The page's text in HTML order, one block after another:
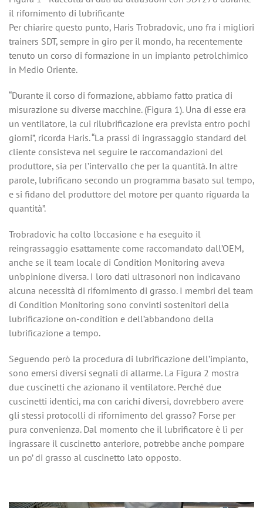
il rifornimento di lubrificante
Per chiarire questo punto, Haris Trobradovic, uno fra i migliori
trainers SDT, sempre in giro per il mondo, ha recentemente
tenuto un corso di formazione in un impianto petrolchimico
in Medio Oriente.
“Durante il corso di formazione, abbiamo fatto pratica di
misurazione su diverse macchine. (Figura 1). Una di esse era
un ventilatore, la cui rilubrificazione era prevista entro pochi
giorni”, ricorda Haris. “La prassi di ingrassaggio standard del
cliente consisteva nel seguire le raccomandazioni del
produttore, sia per l’intervallo che per la quantità. In altre
parole, lubrificano secondo un programma basato sul tempo,
e si fidano del produttore del motore per quanto riguarda la
quantità”.
Trobradovic ha colto l’occasione e ha eseguito il
reingrassaggio esattamente come raccomandato dall’OEM,
anche se il team locale di Condition Monitoring aveva
un’opinione diversa. I loro dati ultrasonori non indicavano
alcuna necessità di rifornimento di grasso. I membri del team
di Condition Monitoring sono convinti sostenitori della
lubrificazione on-condition e dell’abbandono della
lubrificazione a tempo.
Seguendo però la procedura di lubrificazione dell’impianto,
sono emersi diversi segnali di allarme. La Figura 2 mostra
due cuscinetti che azionano il ventilatore. Perché due
cuscinetti identici, ma con carichi diversi, dovrebbero avere
gli stessi protocolli di rifornimento del grasso? Forse per
pura convenienza. Dal momento che il lubrificatore è lì per
ingrassare il cuscinetto anteriore, potrebbe anche pompare
un po’ di grasso al cuscinetto lato opposto.